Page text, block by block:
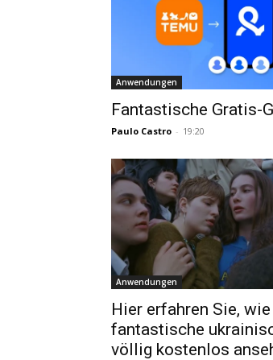
Anwendungen
Fantastische Gratis-
Paulo Castro - 19:20
Anwendungen
Hier erfahren Sie,
fantastische
völlig kostenlos